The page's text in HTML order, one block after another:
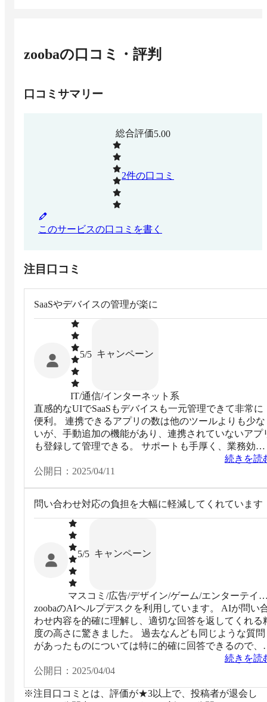
zoobaの口コミ・評判
口コミサマリー
総合評価5.00
2件の口コミ
このサービスの口コミを書く
注目口コミ
SaaSやデバイスの管理が楽に
5/5 キャンペーン
IT/通信/インターネット系
直感的なUIでSaaSもデバイスも一元管理できて非常に
便利。 連携できるアプリの数は他のツールよりも少な
いが、手動追加の機能があり、連携されていないアプ
も登録して管理できる。 サポートも手厚く、業務効率
続きを読
公開日： 2025/04/11
問い合わせ対応の負担を大幅に軽減してくれています
5/5 キャンペーン
マスコミ/広告/デザイン/ゲーム/エンターテイ
ント系
zoobaのAIヘルプデスクを利用しています。 AIが問い
わせ内容を的確に理解し、適切な回答を返してくれる
度の高さに驚きました。 過去なんども同じような質問
があったものについては特に的確に回答できるので、
続きを読
公開日： 2025/04/04
※注目口コミとは、評価が★3以上で、投稿者が退会し